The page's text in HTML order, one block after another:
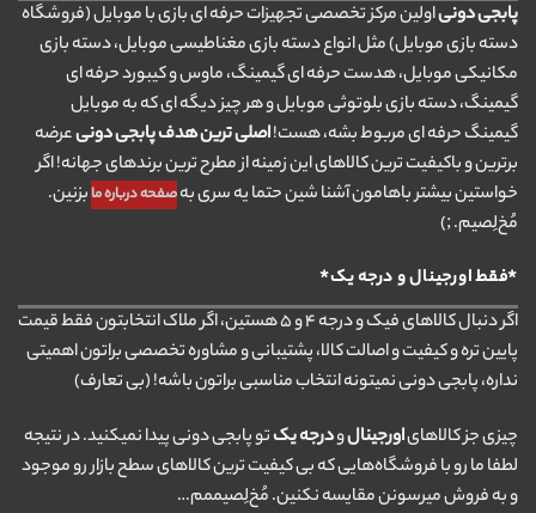
پابجی دونیاولین مرکز تخصصی تجهیزات حرفه ای بازی با موبایل (فروشگاه
دسته بازی موبایل) مثل انواع دسته بازی مغناطیسی موبایل، دسته بازی
مکانیکی موبایل، هدست حرفه ای گیمینگ، ماوس و کیبورد حرفه ای
گیمینگ، دسته بازی بلوتوثی موبایل و هر چیز دیگه ای که به موبایل
گیمینگ حرفه ای مربوط بشه، هست!اصلی ترین هدف پابجی دونیعرضه
برترین و باکیفیت ترین کالاهای این زمینه از مطرح ترین برندهای جهانه! اگر
خواستین بیشتر باهامون آشنا شین حتما یه سری بهصفحه درباره ما بزنین.
مُخ‌لِصیم. ;)
*فقط اورجینال و درجه یک*
اگر دنبال کالاهای فیک و درجه ۴ و ۵ هستین، اگر ملاک انتخابتون فقط قیمت
پایین تره و کیفیت و اصالت کالا، پشتیبانی و مشاوره تخصصی براتون اهمیتی
نداره، پابجی دونی نمیتونه انتخاب مناسبی براتون باشه! (بی تعارف)
چیزی جز کالاهایاورجینالودرجه یکتو پابجی دونی پیدا نمیکنید. در نتیجه
لطفا ما رو با فروشگاه‌هایی که بی کیفیت ترین کالاهای سطح بازار رو موجود
و به فروش میرسونن مقایسه نکنین. مُخ‌لِصیممم…